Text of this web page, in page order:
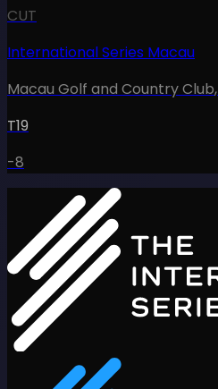
CUT
International Series Macau
Macau Golf and Country Club,
T19
-8